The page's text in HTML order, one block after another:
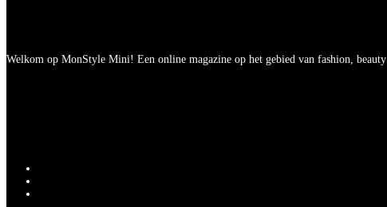
Welkom op MonStyle Mini! Een online magazine op het gebied van fashion,